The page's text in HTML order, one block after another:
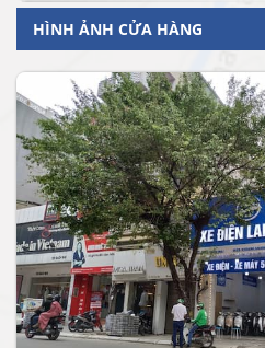
HÌNH ẢNH CỬA HÀNG